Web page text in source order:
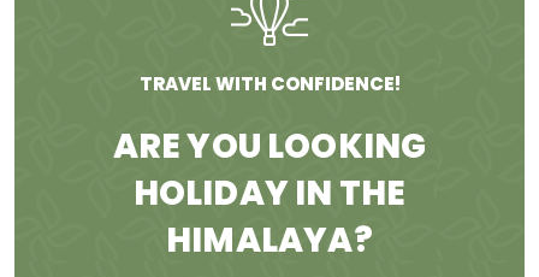
TRAVEL WITH CONFIDENCE!
ARE YOU LOOKING
HOLIDAY IN THE
HIMALAYA?